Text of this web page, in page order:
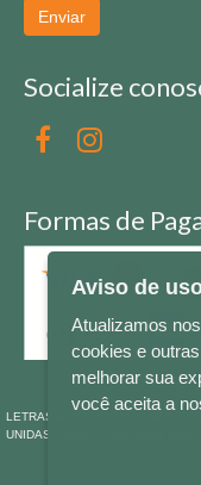
Enviar
Socialize
Formas de
LETRAS & CIA - CNPJ n°
UNIDAS , 2001 - Lojas 1064/1065
Aviso de
Atualizamos
cookies e
melhorar sua
você aceita a